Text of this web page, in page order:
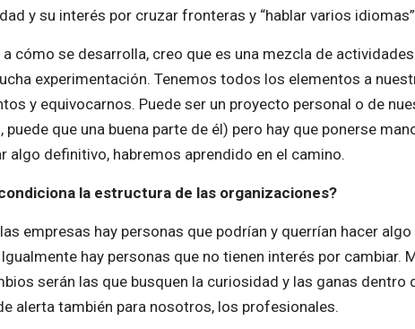
y su interés por cruzar fronteras y “hablar varios
a cómo se desarrolla, creo que es una mezcla de
experimentación. Tenemos todos los elementos a
y equivocarnos. Puede ser un proyecto personal o de
puede que una buena parte de él) pero hay que ponerse
algo definitivo, habremos aprendido en el camino.
la estructura de las organizaciones?
empresas hay personas que podrían y querrían hacer
hay personas que no tienen interés por
serán las que busquen la curiosidad y las ganas
alerta también para nosotros, los profesionales.